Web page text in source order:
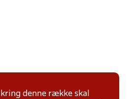
denne række skal